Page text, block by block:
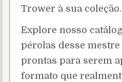
Trower à sua coleção.
Explore nosso
pérolas desse
prontas para serem
formato que